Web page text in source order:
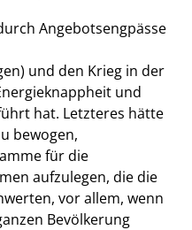
Angebotsengpässe
und den Krieg in der
und
hat. Letzteres hätte
bewogen,
für die
aufzulegen, die die
vor allem, wenn
Bevölkerung